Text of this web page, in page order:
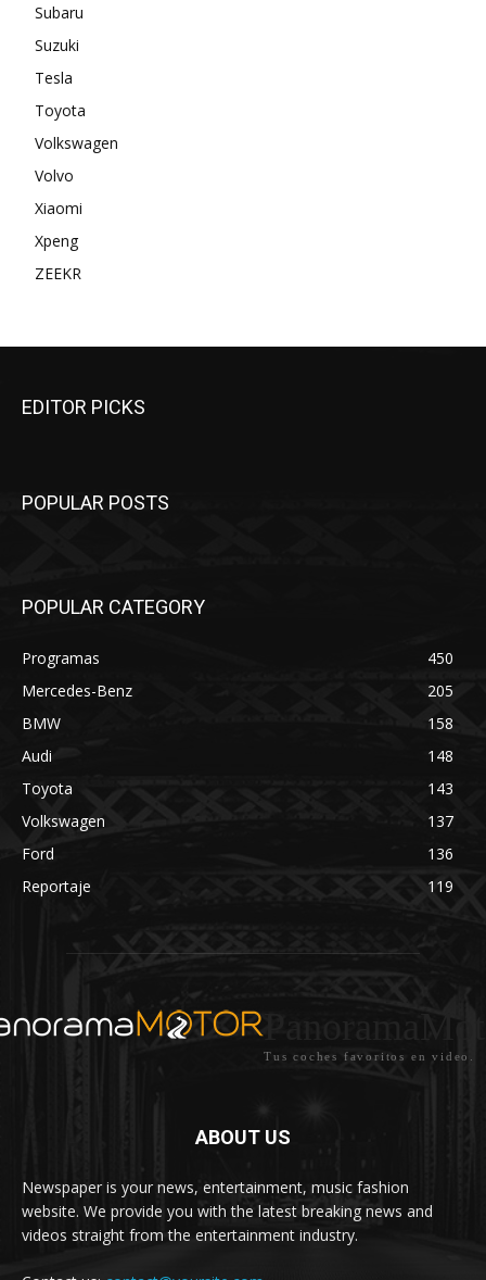
Subaru
Suzuki
Tesla
Toyota
Volkswagen
Volvo
Xiaomi
Xpeng
ZEEKR
EDITOR PICKS
POPULAR POSTS
POPULAR CATEGORY
Programas
450
Mercedes-Benz
205
BMW
158
Audi
148
Toyota
143
Volkswagen
137
Ford
136
Reportaje
119
Tus coches favoritos en video.
ABOUT US
Newspaper is your news, entertainment, music fashion
website. We provide you with the latest breaking news and
videos straight from the entertainment industry.